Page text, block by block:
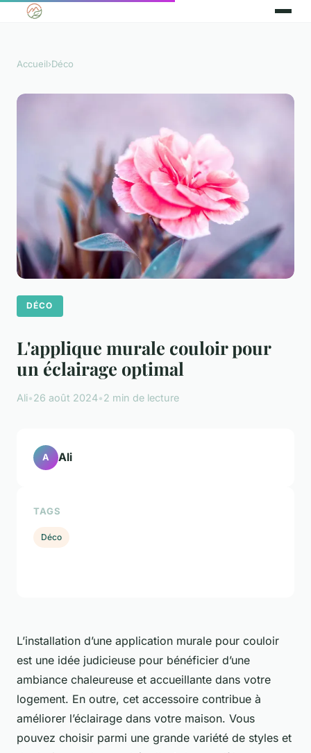
Accueil›Déco
DÉCO
L'applique murale couloir pour
un éclairage optimal
Ali•26 août 2024•2 min de lecture
L’installation d’une application murale pour couloir
est une idée judicieuse pour bénéficier d’une
ambiance chaleureuse et accueillante dans votre
logement. En outre, cet accessoire contribue à
améliorer l’éclairage dans votre maison. Vous
pouvez choisir parmi une grande variété de styles et
A Ali
TAGS
Déco